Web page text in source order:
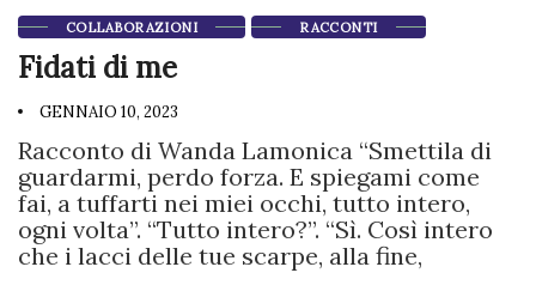
COLLABORAZIONI RACCONTI
Fidati di me
GENNAIO 10, 2023
Racconto di Wanda Lamonica “Smettila di
guardarmi, perdo forza. E spiegami come
fai, a tuffarti nei miei occhi, tutto intero,
ogni volta”. “Tutto intero?”. “Sì. Così intero
che i lacci delle tue scarpe, alla fine,